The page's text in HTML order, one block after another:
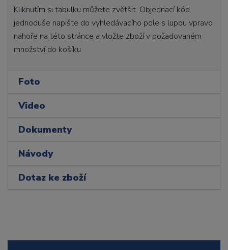
Kliknutím si tabulku můžete zvětšit. Objednací kód
jednoduše napište do vyhledávacího pole s lupou vpravo
nahoře na této stránce a vložte zboží v požadovaném
množství do košíku
Foto
Video
Dokumenty
Návody
Dotaz ke zboží